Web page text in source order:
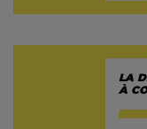
LA
À